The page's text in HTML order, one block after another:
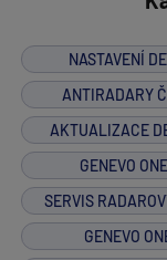
NASTAVENÍ
ANTIRADARY
AKTUALIZACE
GENEVO
SERVIS
GENEVO